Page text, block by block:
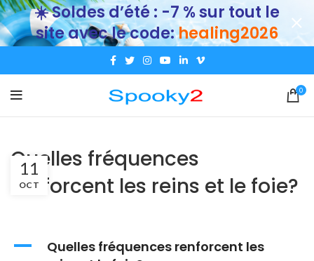
0
Quelles fréquences
renforcent les reins et le foie?
11
OCT
A
Quelles fréquences renforcent les
☀️ Soldes d’été : -7 % sur tout le
site avec le code:healing2026